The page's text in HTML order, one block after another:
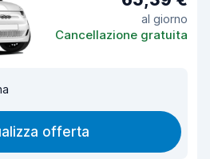
al giorno
Cancellazione gratuita
offerta